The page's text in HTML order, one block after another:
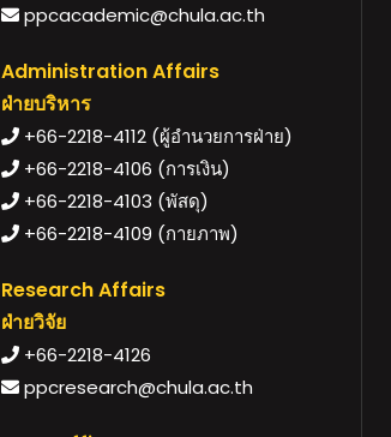
ppcacademic@chula.ac.th
Administration Affairs
ฝ่ายบริหาร
+66-2218-4112 (ผู้อำนวยการฝ่าย)
+66-2218-4106 (การเงิน)
+66-2218-4103 (พัสดุ)
+66-2218-4109 (กายภาพ)
Research Affairs
ฝ่ายวิจัย
+66-2218-4126
ppcresearch@chula.ac.th